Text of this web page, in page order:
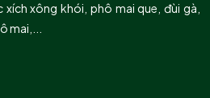
xông khói, phô mai que, đùi gà,
mai,...